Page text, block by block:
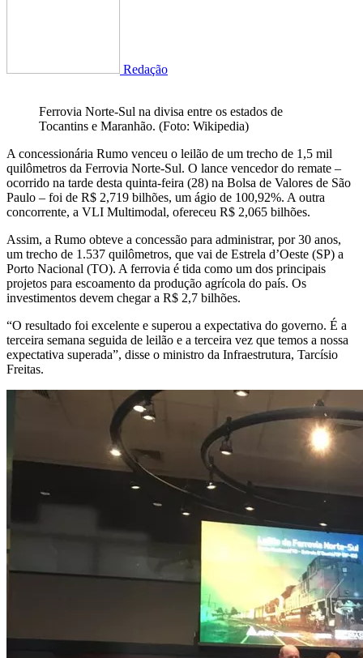
Redação
Ferrovia Norte-Sul na divisa entre os estados de
Tocantins e Maranhão. (Foto: Wikipedia)
A concessionária Rumo venceu o leilão de um trecho de 1,5 mil
quilômetros da Ferrovia Norte-Sul. O lance vencedor do remate –
ocorrido na tarde desta quinta-feira (28) na Bolsa de Valores de São
Paulo – foi de R$ 2,719 bilhões, um ágio de 100,92%. A outra
concorrente, a VLI Multimodal, ofereceu R$ 2,065 bilhões.
Assim, a Rumo obteve a concessão para administrar, por 30 anos,
um trecho de 1.537 quilômetros, que vai de Estrela d’Oeste (SP) a
Porto Nacional (TO). A ferrovia é tida como um dos principais
projetos para escoamento da produção agrícola do país. Os
investimentos devem chegar a R$ 2,7 bilhões.
“O resultado foi excelente e superou a expectativa do governo. É a
terceira semana seguida de leilão e a terceira vez que temos a nossa
expectativa superada”, disse o ministro da Infraestrutura, Tarcísio
Freitas.